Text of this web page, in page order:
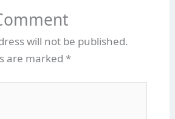
will not be published.
are marked *